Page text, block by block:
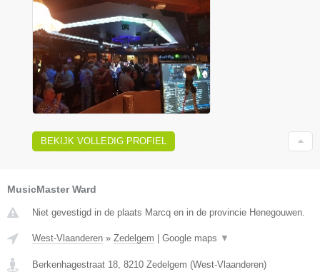
BEKIJK VOLLEDIG PROFIEL
MusicMaster Ward
Niet gevestigd in de plaats Marcq en in de provincie Henegouwen.
West-Vlaanderen » Zedelgem | Google maps ▼
Berkenhagestraat 18 8210 Zedelgem (West-Vlaanderen)